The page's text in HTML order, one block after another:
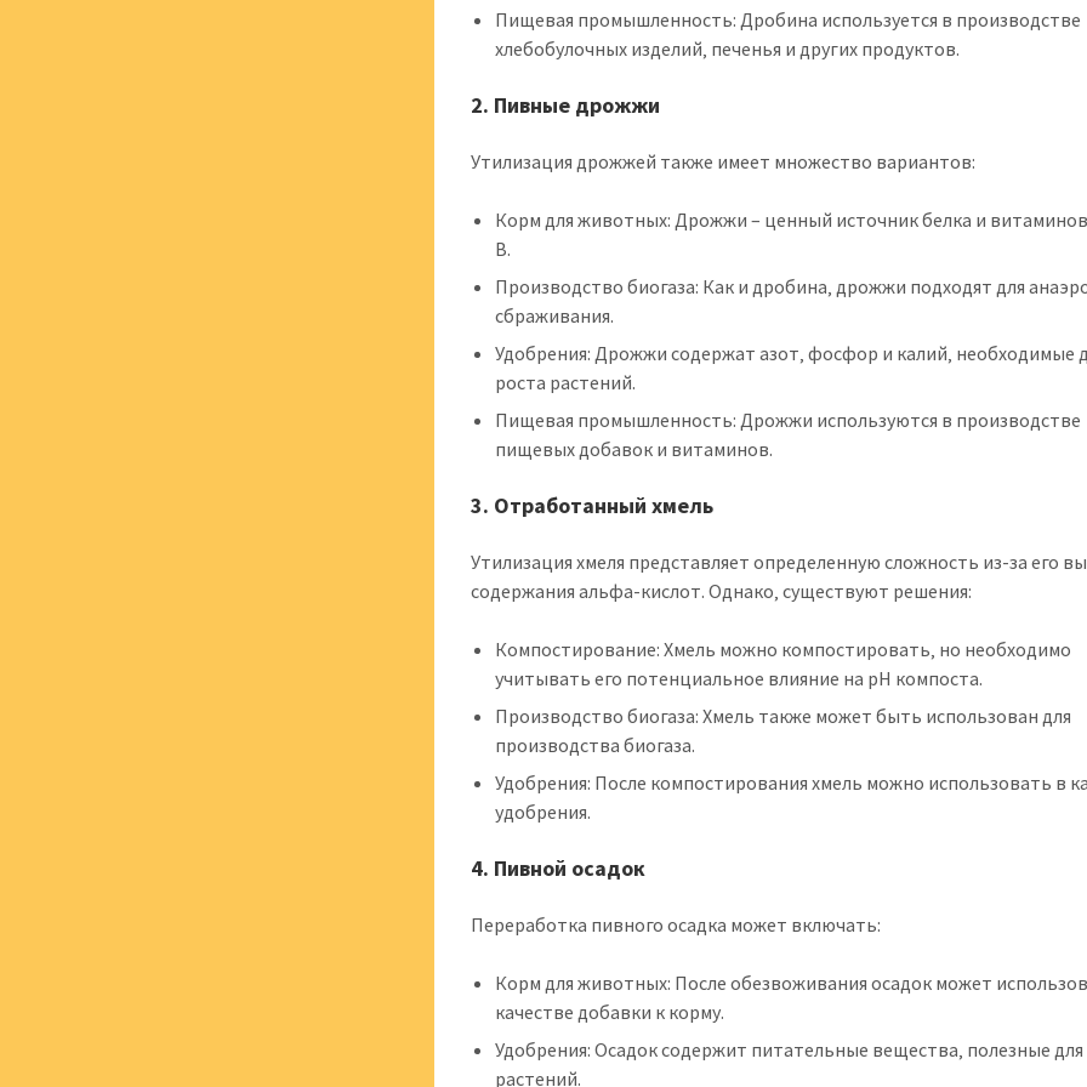
Пищевая промышленность: Дробина используется в производстве
хлебобулочных изделий‚ печенья и других продуктов.
2. Пивные дрожжи
Утилизация дрожжей также имеет множество вариантов:
Корм для животных: Дрожжи – ценный источник белка и
B.
Производство биогаза: Как и дробина‚ дрожжи подходят для
сбраживания.
Удобрения: Дрожжи содержат азот‚ фосфор и калий‚ необходимые
роста растений.
Пищевая промышленность: Дрожжи используются в производстве
пищевых добавок и витаминов.
3. Отработанный хмель
Утилизация хмеля представляет определенную сложность из-за его
содержания альфа-кислот. Однако‚ существуют решения:
Компостирование: Хмель можно компостировать‚ но необходимо
учитывать его потенциальное влияние на pH компоста.
Производство биогаза: Хмель также может быть использован для
производства биогаза.
Удобрения: После компостирования хмель можно использовать в
удобрения.
4. Пивной осадок
Переработка пивного осадка может включать:
Корм для животных: После обезвоживания осадок может
качестве добавки к корму.
Удобрения: Осадок содержит питательные вещества‚ полезные для
растений.